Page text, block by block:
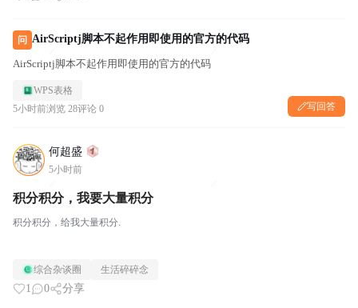
问 AirScriptj脚本不起作用即使用的官方的代码
AirScriptj脚本不起作用即使用的官方的代码
WPS表格
5小时前浏览 28评论 0 写回答
何超盛
5小时前
积分积分，我要大量积分
积分积分，给我大量积分.
综合杂谈圈 生活碎碎念
1 0 分享